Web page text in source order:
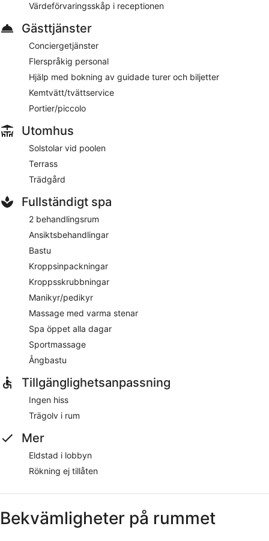
på SCHLOSS Zermatt - CBD & Adaptogenic Spa and Sport
Hotel i lyxstil.
Gäster kan äta gratis frukostbuffé dagligen från 07.00 till
SCHLOSS Zermatt - CBD & Adaptogenic Spa and Sport
Värdeförvaringsskåp i receptionen
Gästtjänster
Conciergetjänster
Flerspråkig personal
Hjälp med bokning av guidade turer och biljetter
Kemtvätt/tvättservice
Portier/piccolo
Utomhus
Solstolar vid poolen
Terrass
Trädgård
Fullständigt spa
2 behandlingsrum
Ansiktsbehandlingar
Bastu
Kroppsinpackningar
Kroppsskrubbningar
Manikyr/pedikyr
Massage med varma stenar
Spa öppet alla dagar
Sportmassage
Ångbastu
Tillgänglighetsanpassning
Ingen hiss
Trägolv i rum
Mer
Eldstad i lobbyn
Rökning ej tillåten
Bekvämligheter på rummet